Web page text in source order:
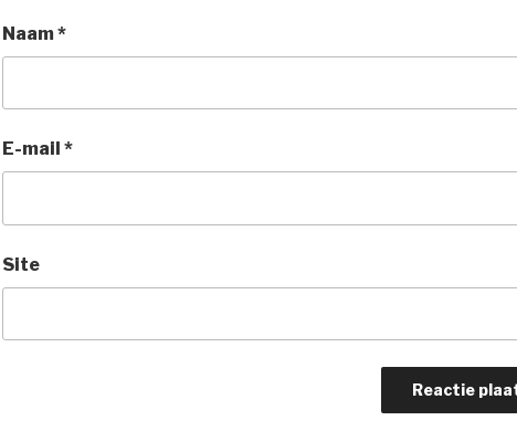
Naam*
E-mail *
Site